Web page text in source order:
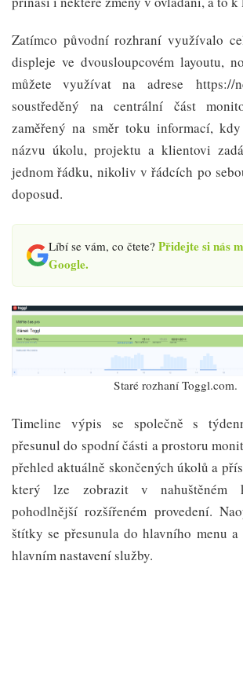
Zatímco původní rozhraní využívalo
displeje ve dvousloupcovém layoutu,
můžete využívat na adrese https://
soustředěný na centrální část
zaměřený na směr toku informací,
názvu úkolu, projektu a klientovi
jednom řádku, nikoliv v řádcích po
doposud.
Líbí se vám, co čtete? Přidejte si nás
Google.
Staré rozhaní Toggl.com.
Timeline výpis se společně s
přesunul do spodní části a prostoru
přehled aktuálně skončených úkolů a
který lze zobrazit v nahuštěném
pohodlnější rozšířeném provedení.
štítky se přesunula do hlavního menu
hlavním nastavení služby.